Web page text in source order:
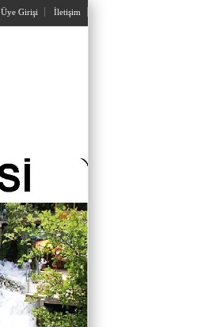
Üye Girişi İletişim